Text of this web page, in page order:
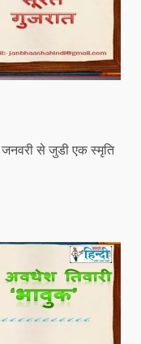
से जुडी एक स्मृति